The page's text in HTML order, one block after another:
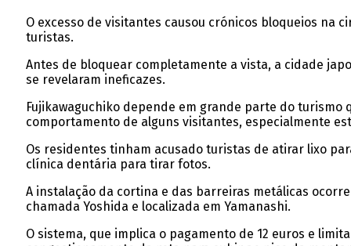
O excesso de visitantes causou crónicos bloqueios na
turistas.
Antes de bloquear completamente a vista, a cidade
se revelaram ineficazes.
Fujikawaguchiko depende em grande parte do
comportamento de alguns visitantes, especialmente
Os residentes tinham acusado turistas de atirar lixo
clínica dentária para tirar fotos.
A instalação da cortina e das barreiras metálicas
chamada Yoshida e localizada em Yamanashi.
O sistema, que implica o pagamento de 12 euros e